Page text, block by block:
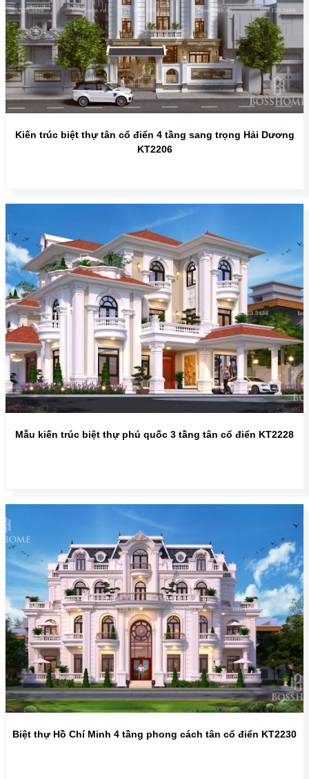
Kiến trúc biệt thự tân cổ điển 4 tầng sang trọng Hải Dương
KT2206
Mẫu kiến trúc biệt thự phú quốc 3 tầng tân cổ điển KT2228
Biệt thự Hồ Chí Minh 4 tầng phong cách tân cổ điển KT2230